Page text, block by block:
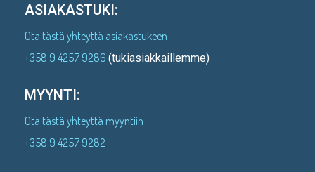
ASIAKASTUKI:
Ota tästä yhteyttä asiakastukeen
+358 9 4257 9286 (tukiasiakkaillemme)
MYYNTI:
Ota tästä yhteyttä myyntiin
+358 9 4257 9282